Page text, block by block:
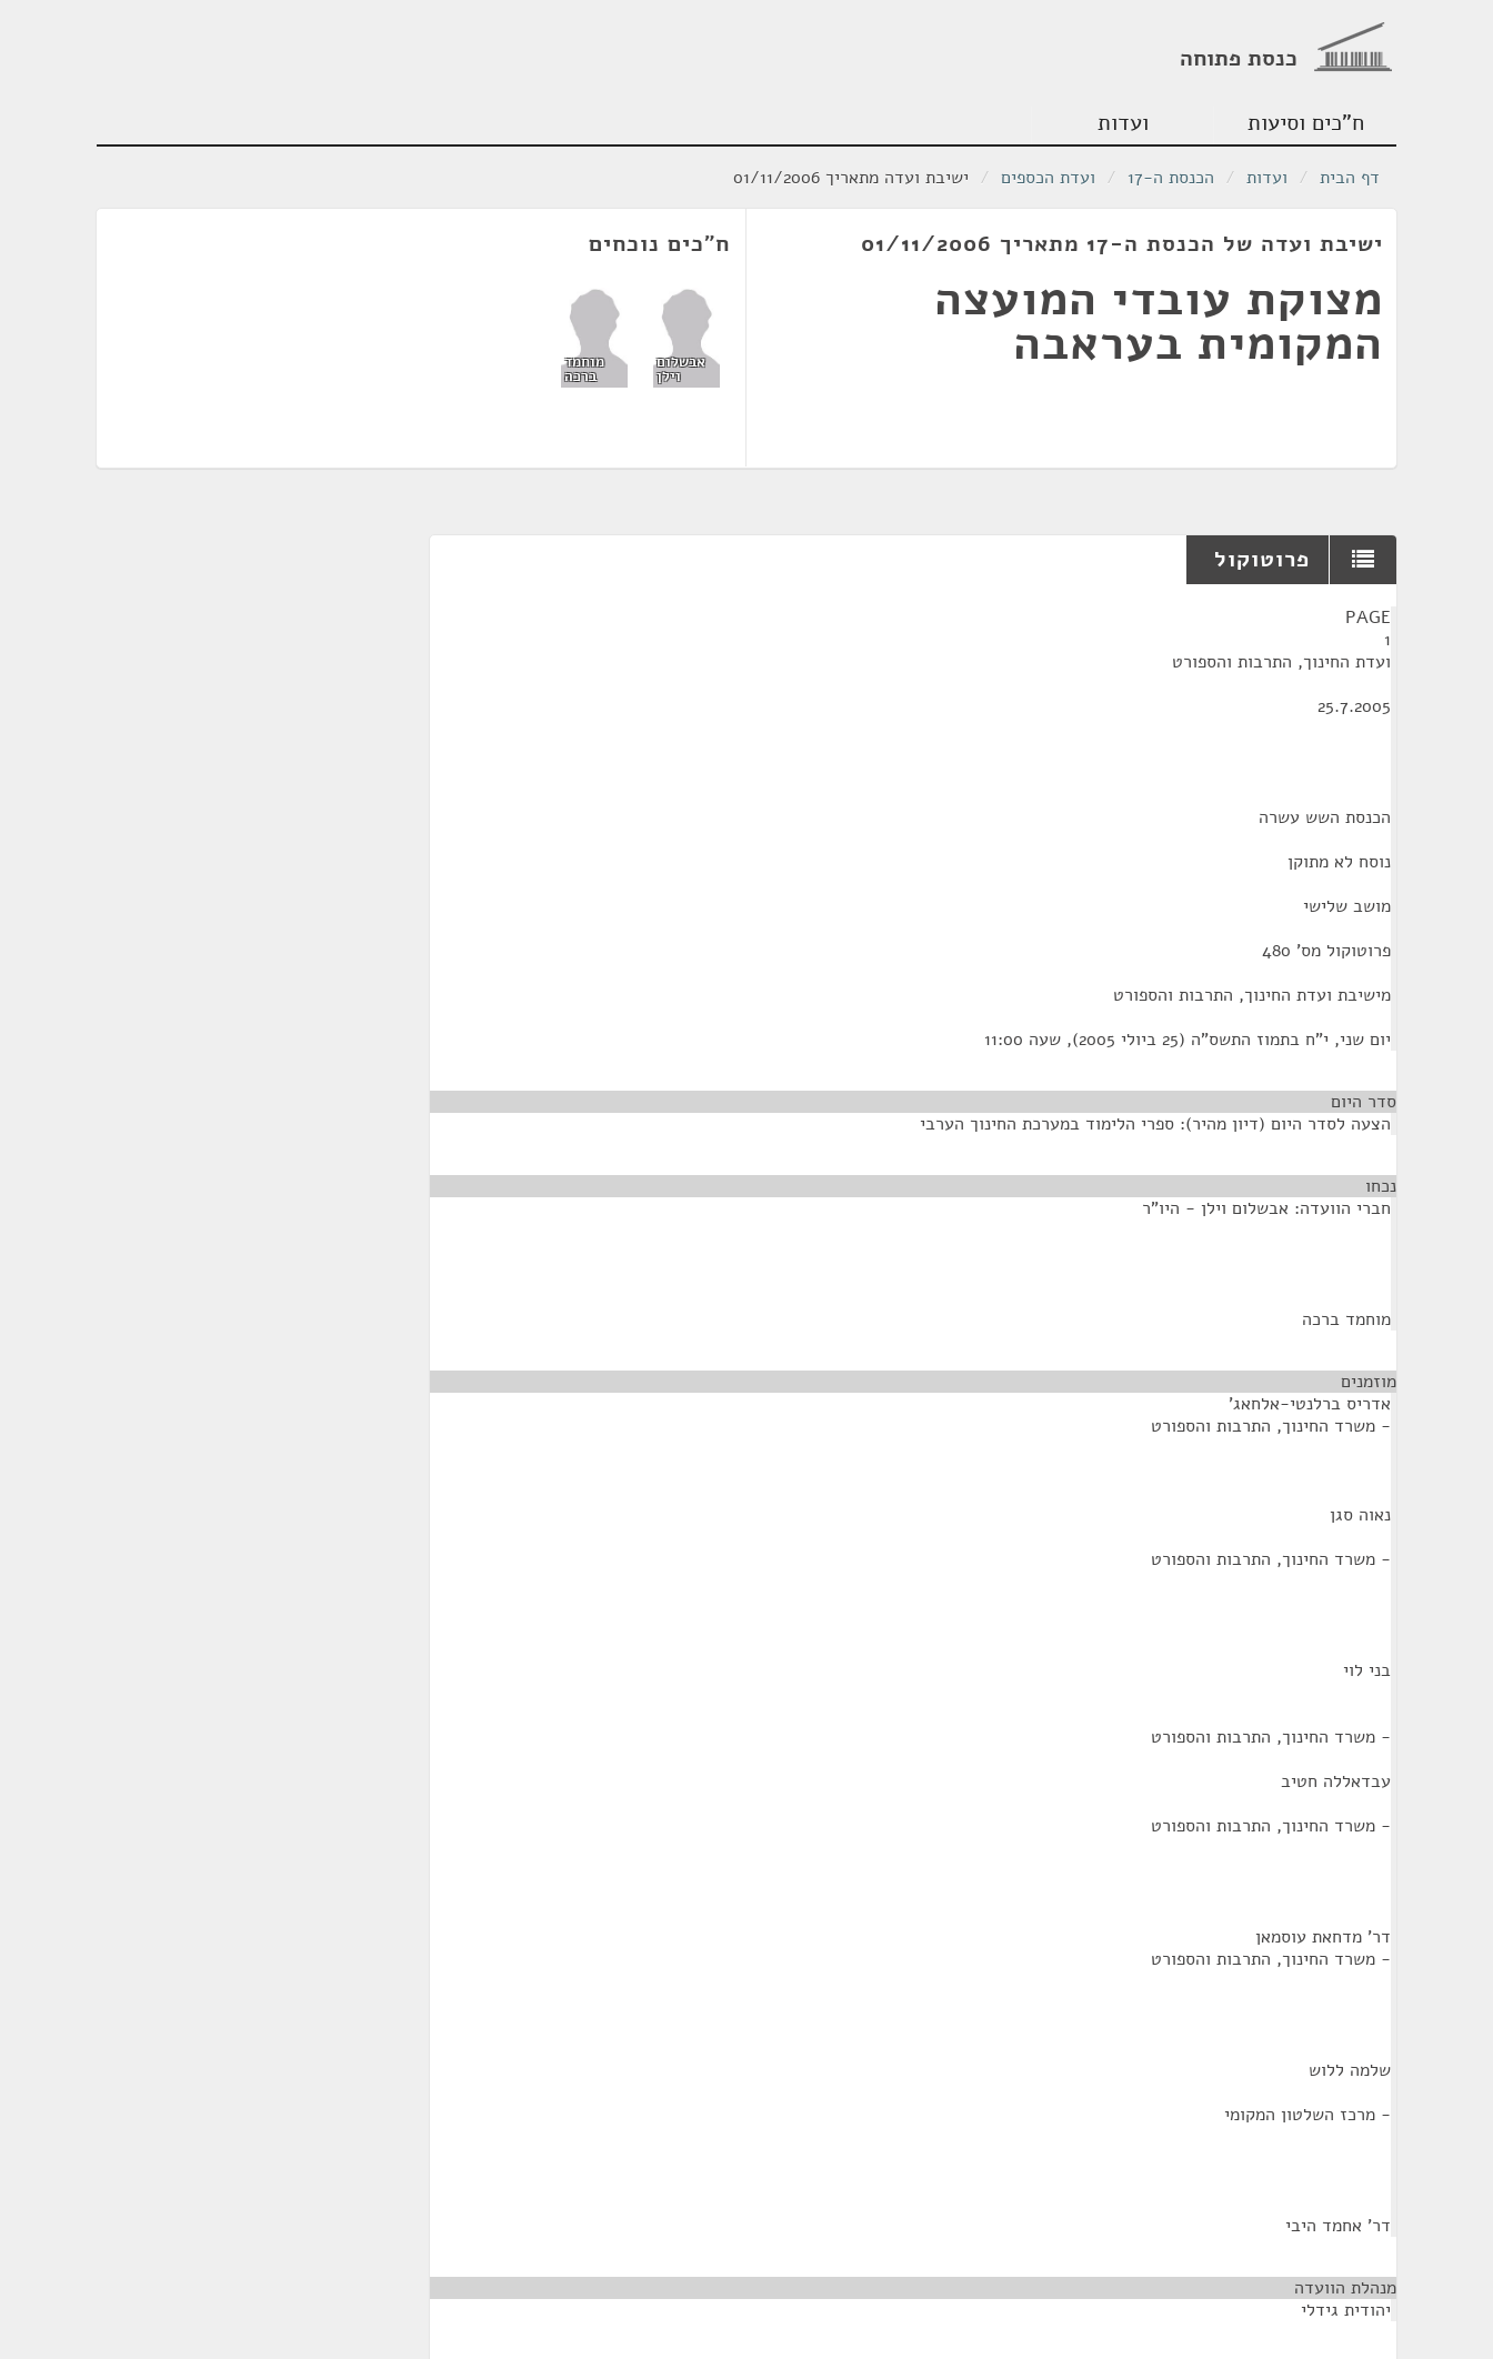
כנסת פתוחה
ח"כים וסיעות ועדות
דף הבית / ועדות / הכנסת ה-17 / ועדת הכספים / ישיבת ועדה מתאריך 01/11/2006
ישיבת ועדה של הכנסת ה-17 מתאריך 01/11/2006
מצוקת עובדי המועצה
המקומית בעראבה
ח"כים נוכחים
אבשלום
וילן
מוחמד
ברכה
פרוטוקול
PAGE
1
ועדת החינוך, התרבות והספורט
25.7.2005
הכנסת השש עשרה
נוסח לא מתוקן
מושב שלישי
פרוטוקול מס' 480
מישיבת ועדת החינוך, התרבות והספורט
יום שני, י"ח בתמוז התשס"ה (25 ביולי 2005), שעה 11:00
סדר היום
הצעה לסדר היום (דיון מהיר): ספרי הלימוד במערכת החינוך הערבי
נכחו
חברי הוועדה: אבשלום וילן - היו"ר
מוחמד ברכה
מוזמנים
אדריס ברלנטי-אלחאג'
- משרד החינוך, התרבות והספורט
נאוה סגן
- משרד החינוך, התרבות והספורט
בני לוי
- משרד החינוך, התרבות והספורט
עבדאללה חטיב
- משרד החינוך, התרבות והספורט
דר' מדחאת עוסמאן
- משרד החינוך, התרבות והספורט
שלמה ללוש
- מרכז השלטון המקומי
דר' אחמד היבי
מנהלת הוועדה
יהודית גידלי